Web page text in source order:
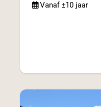
Vanaf ±10 jaar